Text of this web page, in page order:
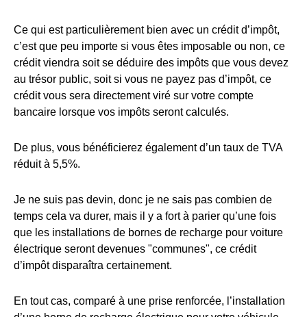
Ce qui est particulièrement bien avec un crédit d’impôt,
c’est que peu importe si vous êtes imposable ou non, ce
crédit viendra soit se déduire des impôts que vous devez
au trésor public, soit si vous ne payez pas d’impôt, ce
crédit vous sera directement viré sur votre compte
bancaire lorsque vos impôts seront calculés.
De plus, vous bénéficierez également d’un taux de TVA
réduit à 5,5%.
Je ne suis pas devin, donc je ne sais pas combien de
temps cela va durer, mais il y a fort à parier qu’une fois
que les installations de bornes de recharge pour voiture
électrique seront devenues "communes", ce crédit
d’impôt disparaîtra certainement.
En tout cas, comparé à une prise renforcée, l’installation